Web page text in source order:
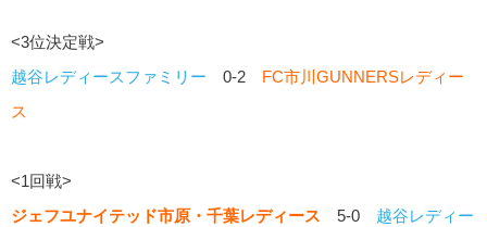
<3位決定戦>
越谷レディースファミリー 0-2 FC市川GUNNERSレディー
ス
<1回戦>
ジェフユナイテッド市原・千葉レディース 5-0 越谷レディー